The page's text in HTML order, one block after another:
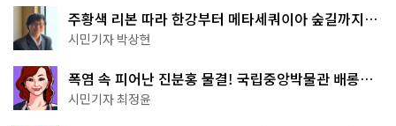
주황색 리본 따라 한강부터 메타세쿼이아 숲길까지…
서울둘레길 15코스
시민기자 박상현
폭염 속 피어난 진분홍 물결! 국립중앙박물관 배롱나
무 명소
시민기자 최정윤